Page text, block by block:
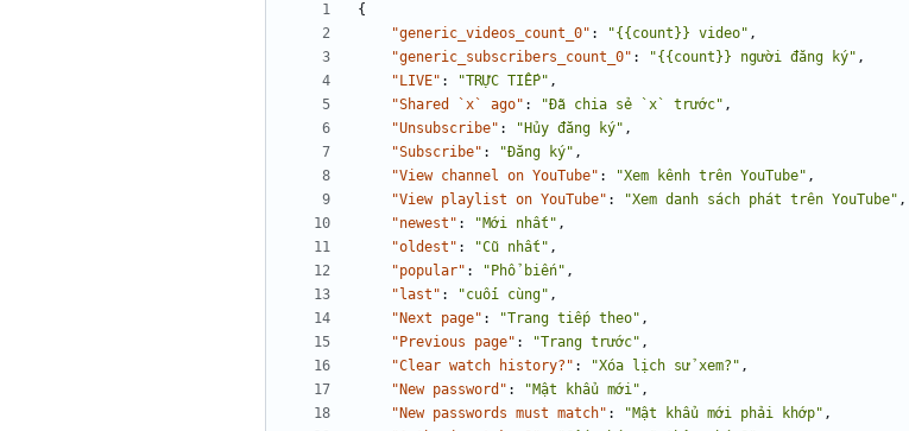
{
"generic_videos_count_0" : "{{count}} video" ,
"generic_subscribers_count_0" : "{{count}} người đăng ký" ,
"LIVE" : "TRỰC TIẾP" ,
"Shared `x` ago" : "Đã chia sẻ `x` trước" ,
"Unsubscribe" : "Hủy đăng ký" ,
"Subscribe" : "Đăng ký" ,
"View channel on YouTube" : "Xem kênh trên YouTube" ,
"View playlist on YouTube" : "Xem danh sách phát trên YouTube" ,
"newest" : "Mới nhất" ,
"oldest" : "Cũ nhất" ,
"popular" : "Phổ biến" ,
"last" : "cuối cùng" ,
"Next page" : "Trang tiếp theo" ,
"Previous page" : "Trang trước" ,
"Clear watch history?" : "Xóa lịch sử xem?" ,
"New password" : "Mật khẩu mới" ,
"New passwords must match" : "Mật khẩu mới phải khớp" ,